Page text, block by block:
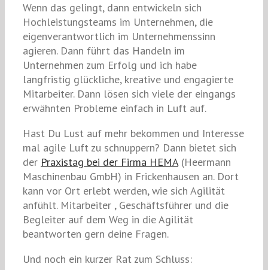
Wenn das gelingt, dann entwickeln sich
Hochleistungsteams im Unternehmen, die
eigenverantwortlich im Unternehmenssinn
agieren. Dann führt das Handeln im
Unternehmen zum Erfolg und ich habe
langfristig glückliche, kreative und engagierte
Mitarbeiter. Dann lösen sich viele der eingangs
erwähnten Probleme einfach in Luft auf.
Hast Du Lust auf mehr bekommen und Interesse
mal agile Luft zu schnuppern? Dann bietet sich
der Praxistag bei der Firma HEMA(Heermann
Maschinenbau GmbH) in Frickenhausen an. Dort
kann vor Ort erlebt werden, wie sich Agilität
anfühlt. Mitarbeiter , Geschäftsführer und die
Begleiter auf dem Weg in die Agilität
beantworten gern deine Fragen.
Und noch ein kurzer Rat zum Schluss: